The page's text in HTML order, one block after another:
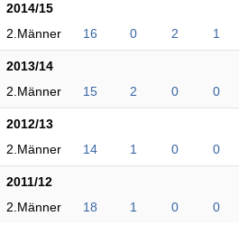
2014/15
2.Männer
16 0 2 1
2013/14
2.Männer
15 2 0 0
2012/13
2.Männer
14 1 0 0
2011/12
2.Männer
18 1 0 0